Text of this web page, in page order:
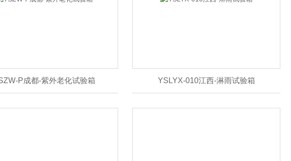
P成都-紫外老化试验箱 YSLYX-010江西-淋雨试验箱